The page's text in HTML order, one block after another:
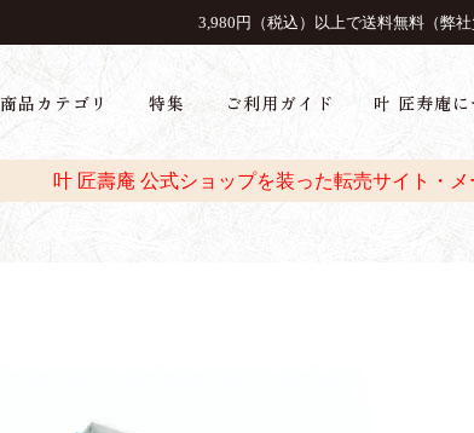
3,980円（税込）以上で送料無料（弊社
商品カテゴリ 特集 ご利用ガイド 叶 匠寿庵に
叶 匠壽庵 公式ショップを装った転売サイト・